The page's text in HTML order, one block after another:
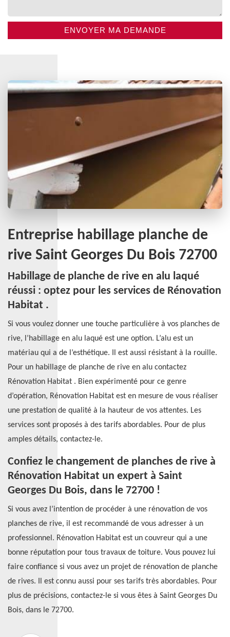
Entreprise habillage planche de
rive Saint Georges Du Bois 72700
Habillage de planche de rive en alu laqué
réussi : optez pour les services de Rénovation
Habitat .
Si vous voulez donner une touche particulière à vos planches de
rive, l’habillage en alu laqué est une option. L’alu est un
matériau qui a de l’esthétique. Il est aussi résistant à la rouille.
Pour un habillage de planche de rive en alu contactez
Rénovation Habitat . Bien expérimenté pour ce genre
d’opération, Rénovation Habitat est en mesure de vous réaliser
une prestation de qualité à la hauteur de vos attentes. Les
services sont proposés à des tarifs abordables. Pour de plus
amples détails, contactez-le.
Confiez le changement de planches de rive à
Rénovation Habitat un expert à Saint
Georges Du Bois, dans le 72700 !
Si vous avez l’intention de procéder à une rénovation de vos
planches de rive, il est recommandé de vous adresser à un
professionnel. Rénovation Habitat est un couvreur qui a une
bonne réputation pour tous travaux de toiture. Vous pouvez lui
faire confiance si vous avez un projet de rénovation de planche
de rives. Il est connu aussi pour ses tarifs très abordables. Pour
plus de précisions, contactez-le si vous êtes à Saint Georges Du
Bois, dans le 72700.